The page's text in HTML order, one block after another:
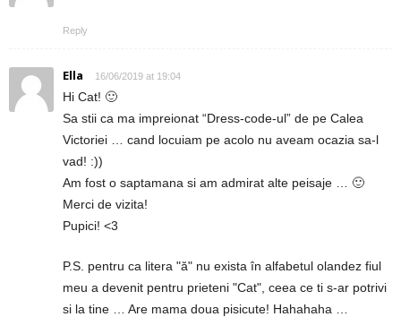
Reply
Ella 16/06/2019 at 19:04
Hi Cat! 🙂
Sa stii ca ma impreionat “Dress-code-ul” de pe Calea
Victoriei … cand locuiam pe acolo nu aveam ocazia sa-l
vad! :))
Am fost o saptamana si am admirat alte peisaje … 🙂
Merci de vizita!
Pupici! <3
P.S. pentru ca litera "ă" nu exista în alfabetul olandez fiul
meu a devenit pentru prieteni "Cat", ceea ce ti s-ar potrivi
si la tine … Are mama doua pisicute! Hahahaha …